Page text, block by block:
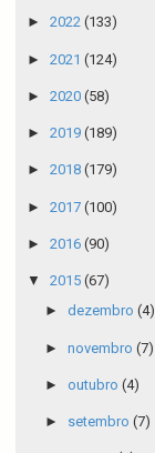
► 2022 (133)
► 2021 (124)
► 2020 (58)
► 2019 (189)
► 2018 (179)
► 2017 (100)
► 2016 (90)
▼ 2015 (67)
► dezembro (4)
► novembro (7)
► outubro (4)
► setembro (7)